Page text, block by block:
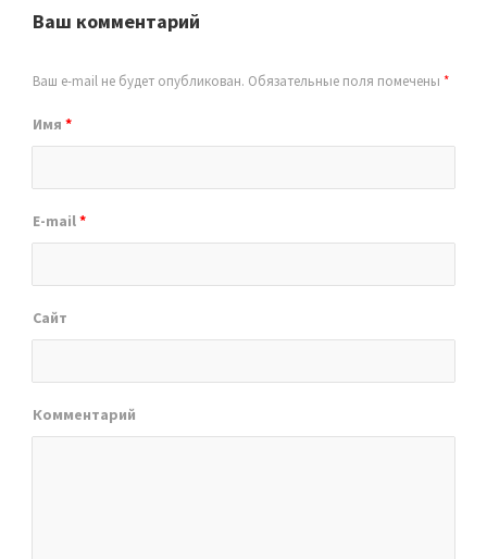
Ваш комментарий
Ваш e-mail не будет опубликован. Обязательные поля помечены *
Имя *
E-mail*
Сайт
Комментарий